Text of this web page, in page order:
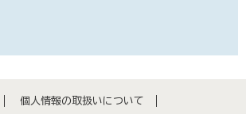
個人情報の取扱いについて